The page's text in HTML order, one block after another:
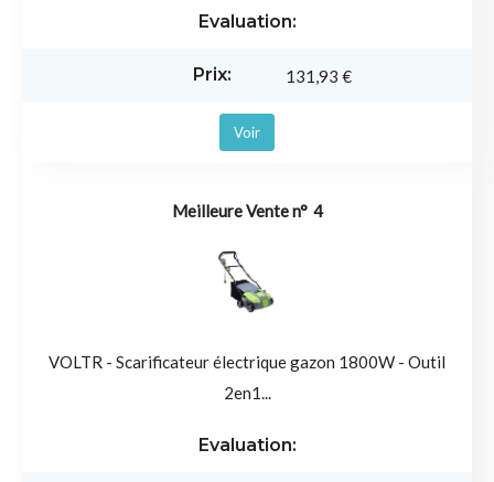
131,93 €
Voir
4
VOLTR - Scarificateur électrique gazon 1800W - Outil
2en1...